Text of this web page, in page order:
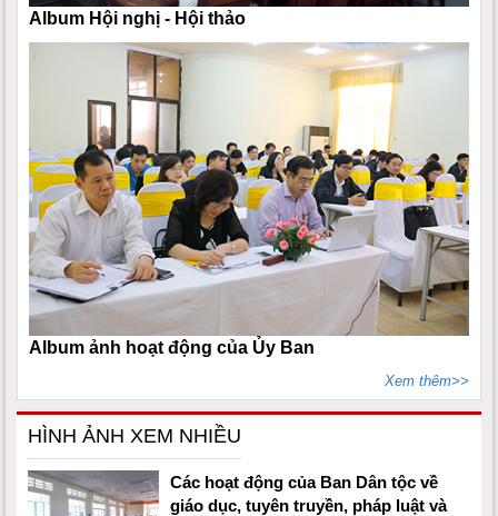
Album Hội nghị - Hội thảo
Album ảnh hoạt động của Ủy Ban
Xem thêm>>
HÌNH ẢNH XEM NHIỀU
Các hoạt động của Ban Dân tộc về
giáo dục, tuyên truyền, pháp luật và